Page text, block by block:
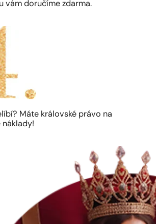
vám doručíme zdarma.
Máte královské právo na
náklady!